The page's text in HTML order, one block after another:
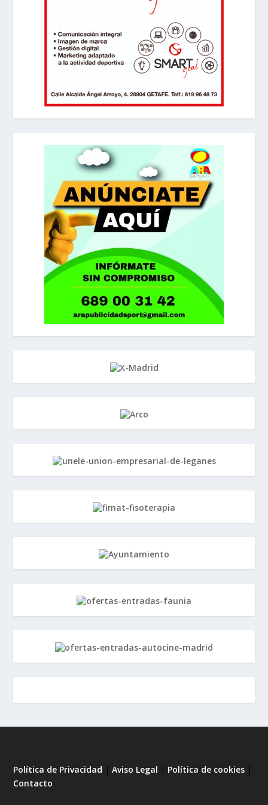
Política de Privacidad |Aviso Legal | Política de cookies |
Contacto